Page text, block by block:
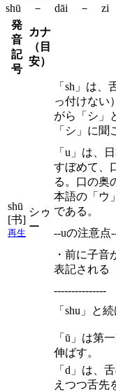
shū － dāi － zi
発
音
記
号
カナ
（目
安）
shū
[书]
再生
シゥ
ー
「sh」は
っ付けない
がら「シ」
「シ」に聞
「u」は、
すぼめて、
る。口の奥
本語の「ウ
である。
--uの注意点
・前に子音
表記される
---------------
「shu」と
「ū」は第
伸ばす。
「d」は、
えつつ舌先